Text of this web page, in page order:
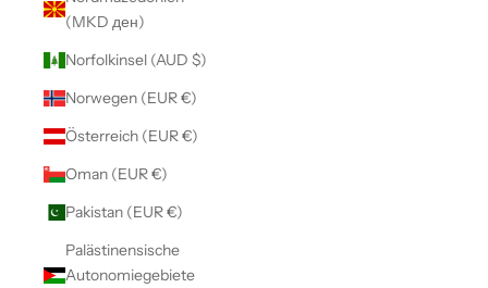
(MKD ден)
Norfolkinsel (AUD $)
Norwegen (EUR €)
Österreich (EUR €)
Oman (EUR €)
Pakistan (EUR €)
Palästinensische
Autonomiegebiete